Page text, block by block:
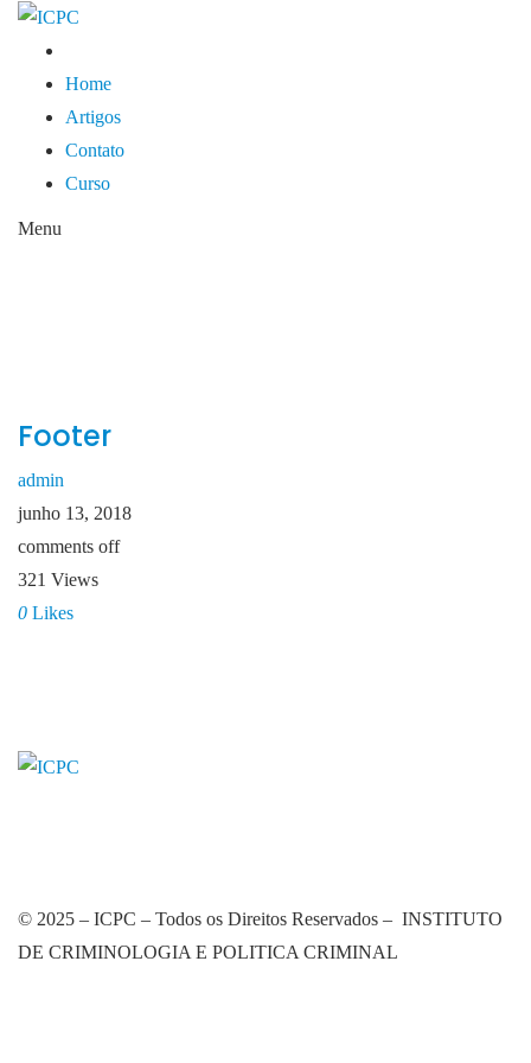
Home
Artigos
Contato
Curso
Menu
Footer
admin
junho 13, 2018
comments off
321 Views
0 Likes
© 2025 – ICPC – Todos os Direitos Reservados – INSTITUTO
DE CRIMINOLOGIA E POLITICA CRIMINAL